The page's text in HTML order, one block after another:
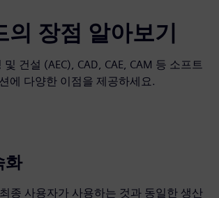
의 장점 알아보기
건설 (AEC), CAD, CAE, CAM 등 소프트
에 다양한 이점을 제공하세요.
화
종 사용자가 사용하는 것과 동일한 생산